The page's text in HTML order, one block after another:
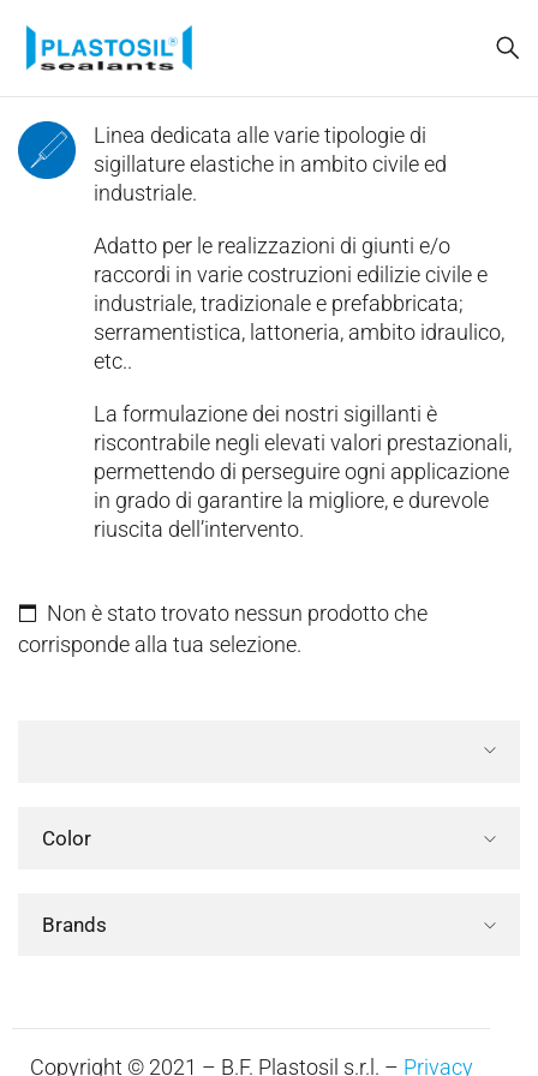
Linea dedicata alle varie tipologie di
sigillature elastiche in ambito civile ed
industriale.
Adatto per le realizzazioni di giunti e/o
raccordi in varie costruzioni edilizie civile e
industriale, tradizionale e prefabbricata;
serramentistica, lattoneria, ambito idraulico,
etc..
La formulazione dei nostri sigillanti è
riscontrabile negli elevati valori prestazionali,
permettendo di perseguire ogni applicazione
in grado di garantire la migliore, e durevole
riuscita dell’intervento.
Non è stato trovato nessun prodotto che
corrisponde alla tua selezione.
Color
Brands
Copyright © 2021 – B.F. Plastosil s.r.l. – Privacy